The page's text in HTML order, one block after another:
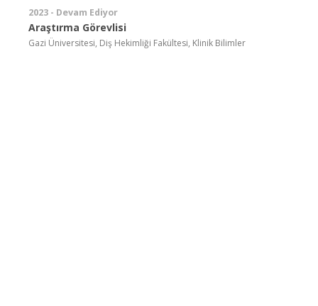
2023 - Devam Ediyor
Araştırma Görevlisi
Gazi Üniversitesi, Diş Hekimliği Fakültesi, Klinik Bilimler